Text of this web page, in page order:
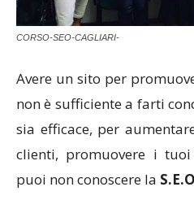
CORSO-SEO-CAGLIARI-
Avere un sito per
non è sufficiente a farti
sia efficace, per
clienti, promuovere i
puoi non conoscere la